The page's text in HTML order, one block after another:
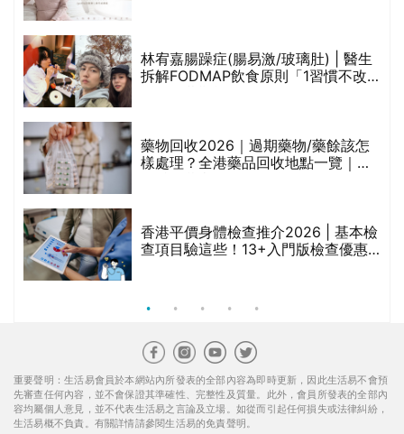
林宥嘉腸躁症(腸易激/玻璃肚) | 醫生
拆解FODMAP飲食原則「1習慣不改
藥物回收2026｜過期藥物/藥餘該怎
樣處理？全港藥品回收地點一覽｜屈
香港平價身體檢查推介2026 | 基本檢
查項目驗這些！13+入門版檢查優惠
重要聲明：生活易會員於本網站內所發表的全部內容為即時更新，因此生活易不會預
先審查任何內容，並不會保證其準確性、完整性及質量。此外，會員所發表的全部內
容均屬個人意見，並不代表生活易之言論及立場。如從而引起任何損失或法律糾紛，
生活易概不負責。有關詳情請參閱生活易的免責聲明。